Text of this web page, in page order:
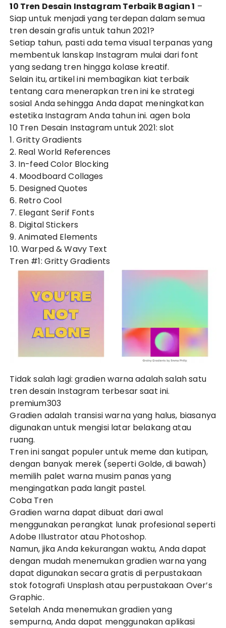
10 Tren Desain Instagram Terbaik Bagian 1 –
Siap untuk menjadi yang terdepan dalam semua
tren desain grafis untuk tahun 2021?
Setiap tahun, pasti ada tema visual terpanas yang
membentuk lanskap Instagram mulai dari font
yang sedang tren hingga kolase kreatif.
Selain itu, artikel ini membagikan kiat terbaik
tentang cara menerapkan tren ini ke strategi
sosial Anda sehingga Anda dapat meningkatkan
estetika Instagram Anda tahun ini. agen bola
10 Tren Desain Instagram untuk 2021:slot
1. Gritty Gradients
2. Real World References
3. In-feed Color Blocking
4. Moodboard Collages
5. Designed Quotes
6. Retro Cool
7. Elegant Serif Fonts
8. Digital Stickers
9. Animated Elements
10. Warped & Wavy Text
Tren #1: Gritty Gradients
Tidak salah lagi: gradien warna adalah salah satu
tren desain Instagram terbesar saat ini.
premium303
Gradien adalah transisi warna yang halus, biasanya
digunakan untuk mengisi latar belakang atau
ruang.
Tren ini sangat populer untuk meme dan kutipan,
dengan banyak merek (seperti Golde, di bawah)
memilih palet warna musim panas yang
mengingatkan pada langit pastel.
Coba Tren
Gradien warna dapat dibuat dari awal
menggunakan perangkat lunak profesional seperti
Adobe Illustrator atau Photoshop.
Namun, jika Anda kekurangan waktu, Anda dapat
dengan mudah menemukan gradien warna yang
dapat digunakan secara gratis di perpustakaan
stok fotografi Unsplash atau perpustakaan Over’s
Graphic.
Setelah Anda menemukan gradien yang
sempurna, Anda dapat menggunakan aplikasi